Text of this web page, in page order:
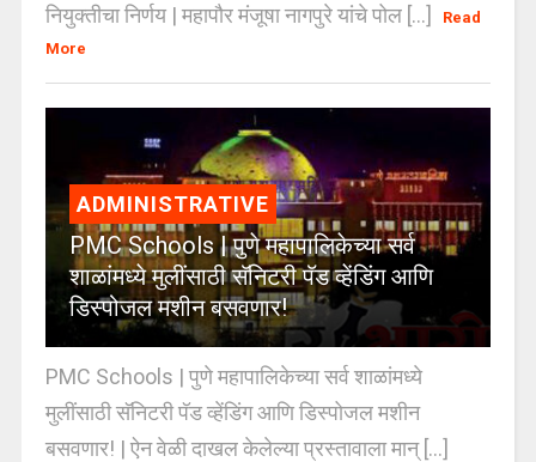
नियुक्तीचा निर्णय | महापौर मंजूषा नागपुरे यांचे पोल [...]
Read
More
ADMINISTRATIVE
PMC Schools | पुणे महापालिकेच्या सर्व
शाळांमध्ये मुलींसाठी सॅनिटरी पॅड व्हेंडिंग आणि
डिस्पोजल मशीन बसवणार!
PMC Schools | पुणे महापालिकेच्या सर्व शाळांमध्ये
मुलींसाठी सॅनिटरी पॅड व्हेंडिंग आणि डिस्पोजल मशीन
बसवणार! | ऐन वेळी दाखल केलेल्या प्रस्तावाला मान् [...]